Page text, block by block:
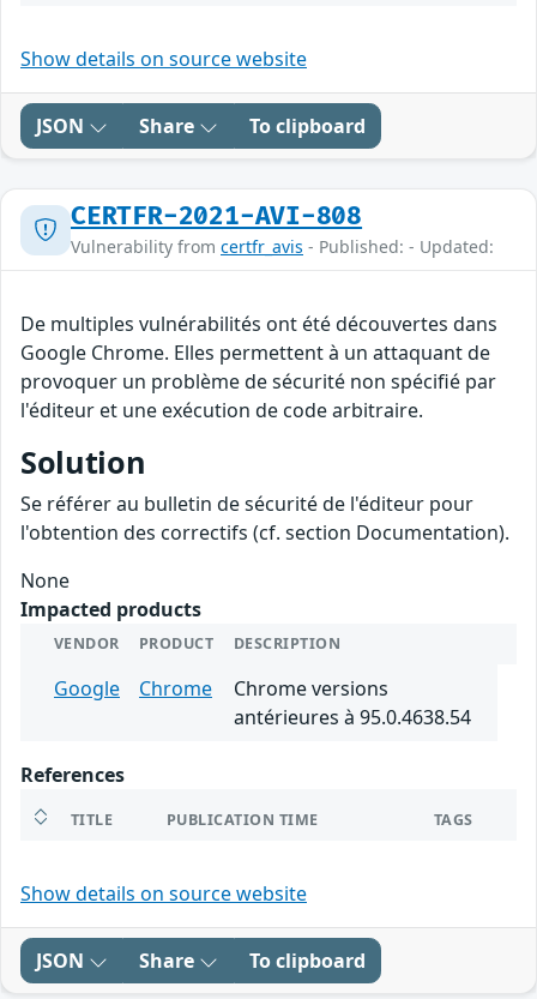
Show details on source website
JSON Share To clipboard
CERTFR-2021-AVI-808
Vulnerability from certfr_avis - Published: - Updated:
De multiples vulnérabilités ont été découvertes dans
Google Chrome. Elles permettent à un attaquant de
provoquer un problème de sécurité non spécifié par
l'éditeur et une exécution de code arbitraire.
Solution
Se référer au bulletin de sécurité de l'éditeur pour
l'obtention des correctifs (cf. section Documentation).
None
Impacted products
VENDOR PRODUCT DESCRIPTION
Google Chrome
Chrome versions
antérieures à 95.0.4638.54
References
TITLE PUBLICATION TIME TAGS
Show details on source website
JSON Share To clipboard